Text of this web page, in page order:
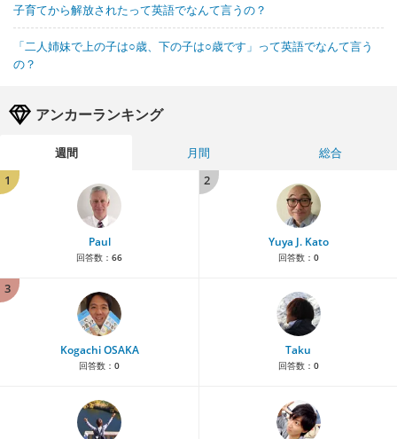
子育てから解放されたって英語でなんて言うの？
「二人姉妹で上の子は○歳、下の子は○歳です」って英語でなんて言う
の？
アンカーランキング
週間 月間
総合
1
Paul
回答数： 66
2
Yuya J. Kato
回答数： 0
3
Kogachi OSAKA
回答数： 0
Taku
回答数： 0